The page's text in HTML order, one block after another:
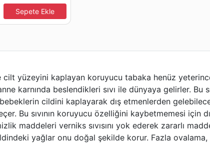
Sepete Ekle
yüzeyini kaplayan koruyucu tabaka henüz
karnında beslendikleri sıvı ile dünyaya gelirler. Bu
cildini kaplayarak dış etmenlerden
Bu sıvının koruyucu özelliğini kaybetmemesi için
maddeleri verniks sıvısını yok ederek zararlı
yağlar onu doğal şekilde korur. Fazla